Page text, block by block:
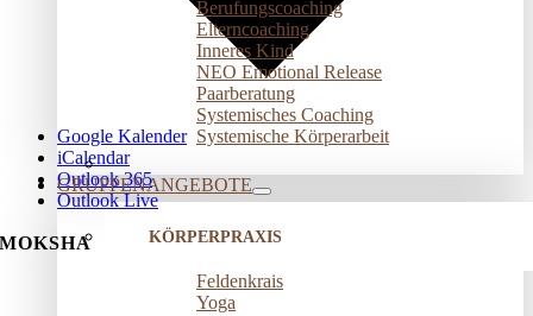
Berufungscoaching
Elterncoaching
Inneres Kind
NEO Emotional Release
Paarberatung
Systemisches Coaching
Systemische Körperarbeit
GRUPPENANGEBOTE
KÖRPERPRAXIS
Feldenkrais
Yoga
Google Kalender
iCalendar
Outlook 365
Outlook Live
MOKSHA